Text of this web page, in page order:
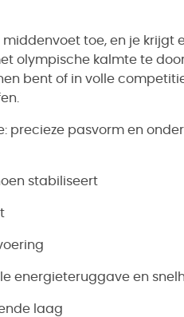
toe, en je krijgt
olympische kalmte te
bent of in volle
precieze pasvorm en
stabiliseert
energieteruggave en
laag